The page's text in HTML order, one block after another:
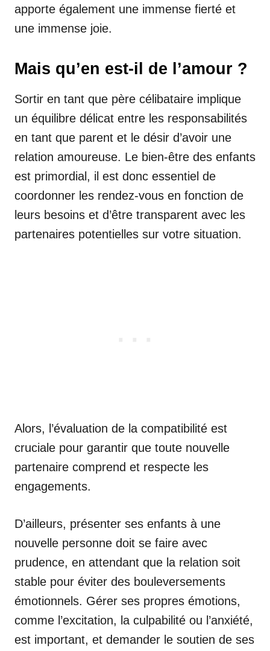
apporte également une immense fierté et
une immense joie.
Mais qu’en est-il de l’amour ?
Sortir en tant que père célibataire implique
un équilibre délicat entre les responsabilités
en tant que parent et le désir d’avoir une
relation amoureuse. Le bien-être des enfants
est primordial, il est donc essentiel de
coordonner les rendez-vous en fonction de
leurs besoins et d’être transparent avec les
partenaires potentielles sur votre situation.
Alors, l’évaluation de la compatibilité est
cruciale pour garantir que toute nouvelle
partenaire comprend et respecte les
engagements.
D’ailleurs, présenter ses enfants à une
nouvelle personne doit se faire avec
prudence, en attendant que la relation soit
stable pour éviter des bouleversements
émotionnels. Gérer ses propres émotions,
comme l’excitation, la culpabilité ou l’anxiété,
est important, et demander le soutien de ses